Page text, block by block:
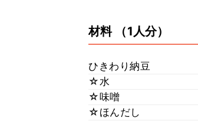
材料 （1人分）
ひきわり納豆
☆水
☆味噌
☆ほんだし